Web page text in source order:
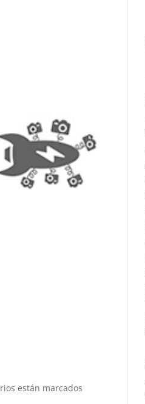
están marcados